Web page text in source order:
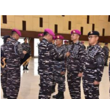
n
Papua Selatan